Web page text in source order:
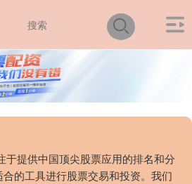
于提供中国顶尖股票应用的排名和分
的工具进行股票交易和投资。我们